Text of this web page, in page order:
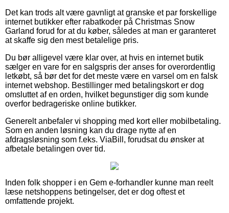
Det kan trods alt være gavnligt at granske et par forskellige
internet butikker efter rabatkoder på Christmas Snow
Garland forud for at du køber, således at man er garanteret
at skaffe sig den mest betalelige pris.
Du bør alligevel være klar over, at hvis en internet butik
sælger en vare for en salgspris der anses for overordentlig
letkøbt, så bør det for det meste være en varsel om en falsk
internet webshop. Bestillinger med betalingskort er dog
omsluttet af en orden, hvilket begunstiger dig som kunde
overfor bedrageriske online butikker.
Generelt anbefaler vi shopping med kort eller mobilbetaling.
Som en anden løsning kan du drage nytte af en
afdragsløsning som f.eks. ViaBill, forudsat du ønsker at
afbetale betalingen over tid.
Inden folk shopper i en Gem e-forhandler kunne man reelt
læse netshoppens betingelser, det er dog oftest et
omfattende projekt.